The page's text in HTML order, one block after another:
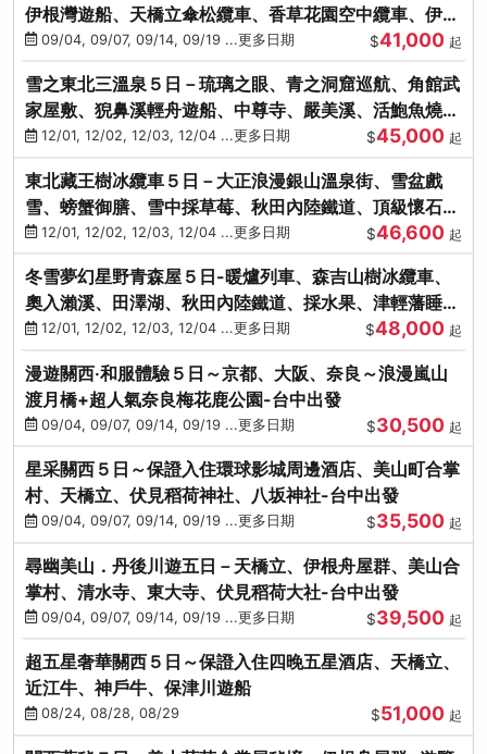
伊根灣遊船、天橋立傘松纜車、香草花園空中纜車、伊勢
龍蝦-台中出發
09/04, 09/07, 09/14, 09/19 ...更多日期 $41,000 起
雪之東北三溫泉５日－琉璃之眼、青之洞窟巡航、角館武
家屋敷、猊鼻溪輕舟遊船、中尊寺、嚴美溪、活鮑魚燒、
烤牡蠣、握壽司體驗
12/01, 12/02, 12/03, 12/04 ...更多日期 $45,000 起
東北藏王樹冰纜車５日－大正浪漫銀山溫泉街、雪盆戲
雪、螃蟹御膳、雪中採草莓、秋田內陸鐵道、頂級懷石料
理、松島遊船
12/01, 12/02, 12/03, 12/04 ...更多日期 $46,600 起
冬雪夢幻星野青森屋５日-暖爐列車、森吉山樹冰纜車、
奧入瀨溪、田澤湖、秋田內陸鐵道、採水果、津輕藩睡魔
村(不進免稅店)
12/01, 12/02, 12/03, 12/04 ...更多日期 $48,000 起
漫遊關西‧和服體驗５日～京都、大阪、奈良～浪漫嵐山
渡月橋+超人氣奈良梅花鹿公園-台中出發
09/04, 09/07, 09/14, 09/19 ...更多日期 $30,500 起
星采關西５日～保證入住環球影城周邊酒店、美山町合掌
村、天橋立、伏見稻荷神社、八坂神社-台中出發
09/04, 09/07, 09/14, 09/19 ...更多日期 $35,500 起
尋幽美山．丹後川遊五日－天橋立、伊根舟屋群、美山合
掌村、清水寺、東大寺、伏見稻荷大社-台中出發
09/04, 09/07, 09/14, 09/19 ...更多日期 $39,500 起
超五星奢華關西５日～保證入住四晚五星酒店、天橋立、
近江牛、神戶牛、保津川遊船
08/24, 08/28, 08/29 $51,000 起